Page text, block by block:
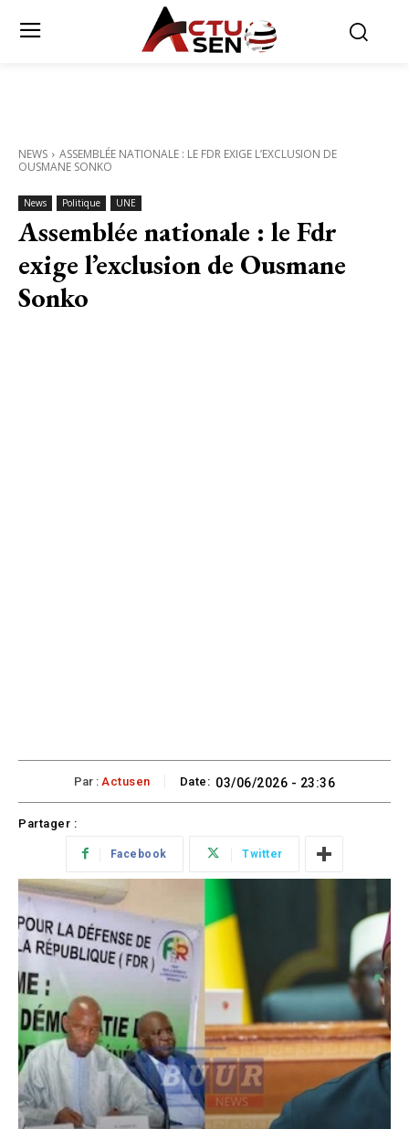
NEWS
ASSEMBLÉE NATIONALE : LE FDR EXIGE L’EXCLUSION DE
OUSMANE SONKO
News Politique UNE
Assemblée nationale : le Fdr
exige l’exclusion de Ousmane
Sonko
Par : Actusen Date: 03/06/2026 - 23:36
Partager :
Facebook Twitter